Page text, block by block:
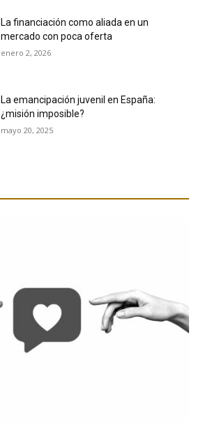
La financiación como aliada en un
mercado con poca oferta
enero 2, 2026
La emancipación juvenil en España:
¿misión imposible?
mayo 20, 2025